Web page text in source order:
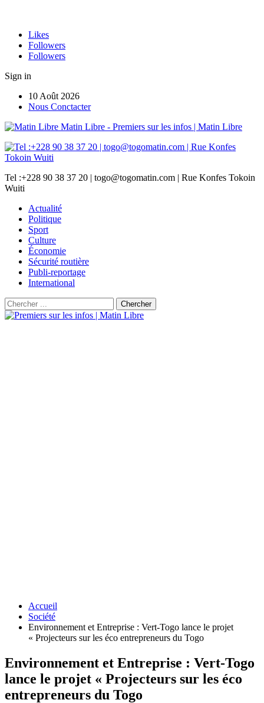
Likes
Followers
Followers
Sign in
10 Août 2026
Nous Conctacter
Matin Libre - Premiers sur les infos | Matin Libre
Tel :+228 90 38 37 20 | togo@togomatin.com | Rue Konfes Tokoin
Wuiti
Actualité
Politique
Sport
Culture
Économie
Sécurité routière
Publi-reportage
International
Accueil
Société
Environnement et Entreprise : Vert-Togo lance le projet
« Projecteurs sur les éco entrepreneurs du Togo
Environnement et Entreprise : Vert-Togo
lance le projet « Projecteurs sur les éco
entrepreneurs du Togo